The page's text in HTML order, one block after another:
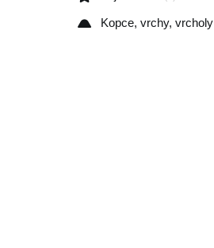
Kopce, vrchy, vrcholy